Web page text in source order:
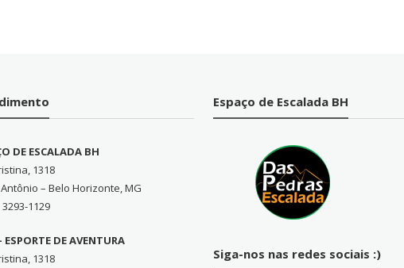
DE ESCALADA BH
1318
– Belo Horizonte, MG
3293-1129
ESPORTE DE AVENTURA
1318
Espaço de Escalada BH
Siga-nos nas redes sociais :)